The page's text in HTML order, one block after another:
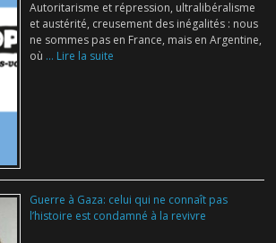
Autoritarisme et répression, ultralibéralisme
et austérité, creusement des inégalités : nous
ne sommes pas en France, mais en Argentine,
où ... Lire la suite
Guerre à Gaza: celui qui ne connaît pas
l’histoire est condamné à la revivre